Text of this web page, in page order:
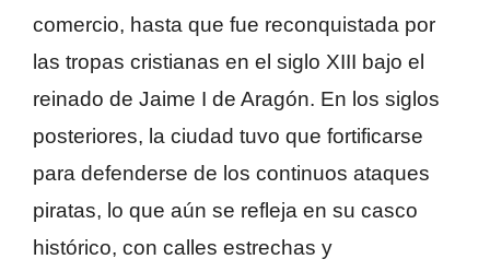
comercio, hasta que fue reconquistada por
las tropas cristianas en el siglo XIII bajo el
reinado de Jaime I de Aragón. En los siglos
posteriores, la ciudad tuvo que fortificarse
para defenderse de los continuos ataques
piratas, lo que aún se refleja en su casco
histórico, con calles estrechas y